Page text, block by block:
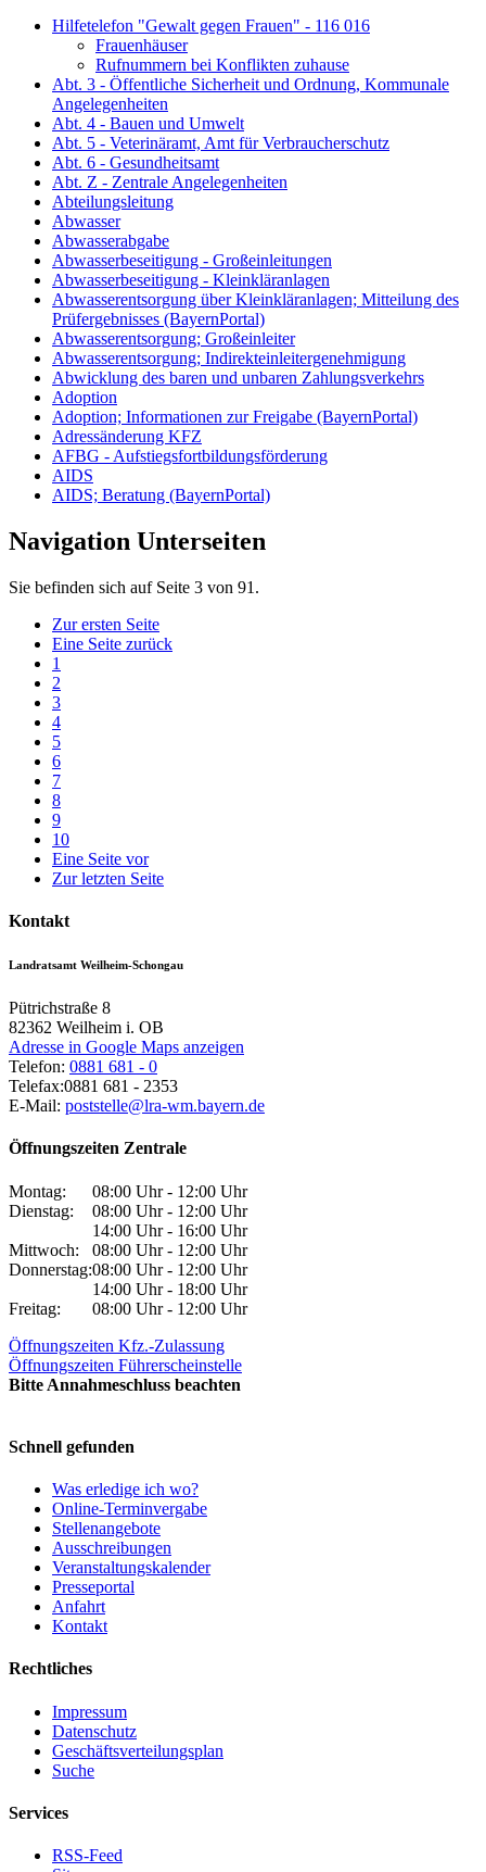
Hilfetelefon "Gewalt gegen Frauen" - 116 016
Frauenhäuser
Rufnummern bei Konflikten zuhause
Abt. 3 - Öffentliche Sicherheit und Ordnung, Kommunale
Angelegenheiten
Abt. 4 - Bauen und Umwelt
Abt. 5 - Veterinäramt, Amt für Verbraucherschutz
Abt. 6 - Gesundheitsamt
Abt. Z - Zentrale Angelegenheiten
Abteilungsleitung
Abwasser
Abwasserabgabe
Abwasserbeseitigung - Großeinleitungen
Abwasserbeseitigung - Kleinkläranlagen
Abwasserentsorgung über Kleinkläranlagen; Mitteilung des
Prüfergebnisses (BayernPortal)
Abwasserentsorgung; Großeinleiter
Abwasserentsorgung; Indirekteinleitergenehmigung
Abwicklung des baren und unbaren Zahlungsverkehrs
Adoption
Adoption; Informationen zur Freigabe (BayernPortal)
Adressänderung KFZ
AFBG - Aufstiegsfortbildungsförderung
AIDS
AIDS; Beratung (BayernPortal)
Navigation Unterseiten
Sie befinden sich auf Seite 3 von 91.
Zur ersten Seite
Eine Seite zurück
1
2
3
4
5
6
7
8
9
10
Eine Seite vor
Zur letzten Seite
Kontakt
Landratsamt Weilheim-Schongau
Pütrichstraße 8
82362 Weilheim i. OB
Adresse in Google Maps anzeigen
Telefon: 0881 681 - 0
Telefax:0881 681 - 2353
E-Mail: poststelle@lra-wm.bayern.de
Öffnungszeiten Zentrale
Montag:
08:00 Uhr - 12:00 Uhr
Dienstag:
08:00 Uhr - 12:00 Uhr
14:00 Uhr - 16:00 Uhr
Mittwoch:
08:00 Uhr - 12:00 Uhr
Donnerstag:08:00 Uhr - 12:00 Uhr
14:00 Uhr - 18:00 Uhr
Freitag:
08:00 Uhr - 12:00 Uhr
Öffnungszeiten Kfz.-Zulassung
Öffnungszeiten Führerscheinstelle
Bitte Annahmeschluss beachten
Schnell gefunden
Was erledige ich wo?
Online-Terminvergabe
Stellenangebote
Ausschreibungen
Veranstaltungskalender
Presseportal
Anfahrt
Kontakt
Rechtliches
Impressum
Datenschutz
Geschäftsverteilungsplan
Suche
Services
RSS-Feed